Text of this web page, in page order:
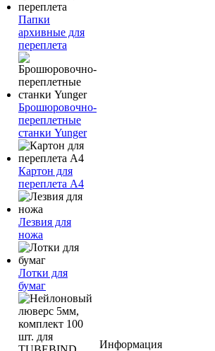
Папки
архивные для
переплета
Брошюровочно-
переплетные
станки Yunger
Картон для
переплета А4
Лезвия для
ножа
Лотки для
бумаг
Информация